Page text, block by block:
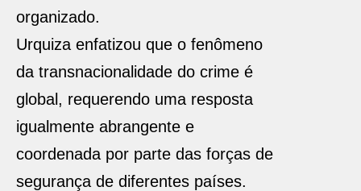
organizado.
Urquiza enfatizou que o fenômeno
da transnacionalidade do crime é
global, requerendo uma resposta
igualmente abrangente e
coordenada por parte das forças de
segurança de diferentes países.